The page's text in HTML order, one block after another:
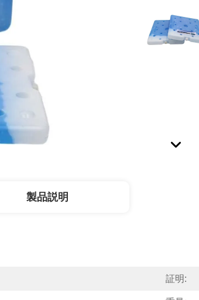
製品説明
証明: